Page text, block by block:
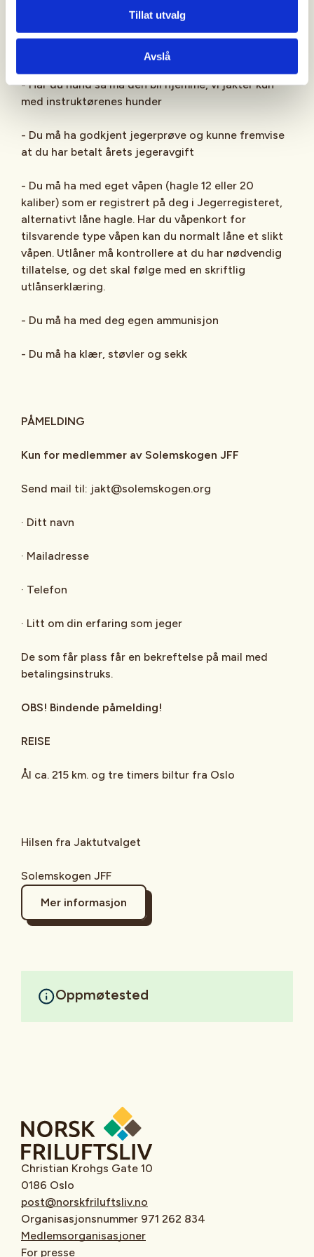
Tillat utvalg
Avslå
mail på at du har fått bekreftet plass.
- Har du hund så må den bli hjemme, vi jakter kun
med instruktørenes hunder
- Du må ha godkjent jegerprøve og kunne fremvise
at du har betalt årets jegeravgift
- Du må ha med eget våpen (hagle 12 eller 20
kaliber) som er registrert på deg i Jegerregisteret,
alternativt låne hagle. Har du våpenkort for
tilsvarende type våpen kan du normalt låne et slikt
våpen. Utlåner må kontrollere at du har nødvendig
tillatelse, og det skal følge med en skriftlig
utlånserklæring.
- Du må ha med deg egen ammunisjon
- Du må ha klær, støvler og sekk
PÅMELDING
Kun for medlemmer av Solemskogen JFF
Send mail til: jakt@solemskogen.org
· Ditt navn
· Mailadresse
· Telefon
· Litt om din erfaring som jeger
De som får plass får en bekreftelse på mail med
betalingsinstruks.
OBS! Bindende påmelding!
REISE
Ål ca. 215 km. og tre timers biltur fra Oslo
Hilsen fra Jaktutvalget
Solemskogen JFF
Mer informasjon
Oppmøtested
Christian Krohgs Gate 10
0186 Oslo
post@norskfriluftsliv.no
Organisasjonsnummer 971 262 834
Medlemsorganisasjoner
For presse